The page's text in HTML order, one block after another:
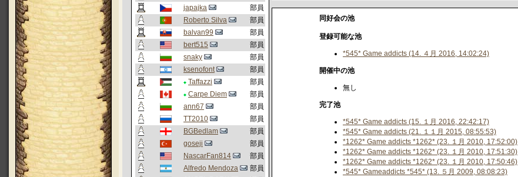
japajka
部員
Roberto Silva
部員
balvan99
部員
bert515
部員
snaky
部員
ksenofont
部員
Taffazzi
部員
Carpe Diem
部員
ann67
部員
TT2010
部員
BGBedlam
部員
goseji
部員
NascarFan814
部員
Alfredo Mendoza
部員
同好会の池
登録可能な池
*545* Game addicts (14. ４月 2016, 14:02:24)
開催中の池
無し
完了池
*545* Game addicts (15. １月 2016, 22:42:17)
*545* Game addicts (21. １１月 2015, 08:55:53)
*1262* Game addicts *1262* (23. １月 2010, 17:52:00)
*1262* Game addicts *1262* (23. １月 2010, 17:51:30)
*1262* Game addicts *1262* (23. １月 2010, 17:50:46)
*545* Gameaddicts *545* (13. ５月 2009, 08:08:23)